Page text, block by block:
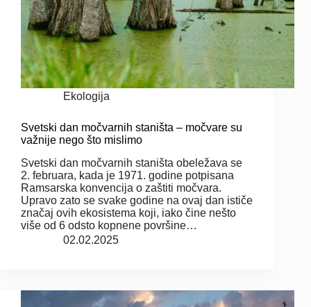
Ekologija
Svetski dan močvarnih staništa – močvare su
važnije nego što mislimo
Svetski dan močvarnih staništa obeležava se
2. februara, kada je 1971. godine potpisana
Ramsarska konvencija o zaštiti močvara.
Upravo zato se svake godine na ovaj dan ističe
značaj ovih ekosistema koji, iako čine nešto
više od 6 odsto kopnene površine…
02.02.2025